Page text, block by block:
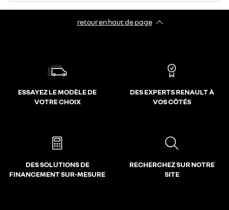
retour en haut de page​
ESSAYEZ LE MODÈLE DE
VOTRE CHOIX
DES EXPERTS RENAULT À
VOS CÔTÉS
DES SOLUTIONS DE
FINANCEMENT SUR-MESURE
RECHERCHEZ SUR NOTRE
SITE